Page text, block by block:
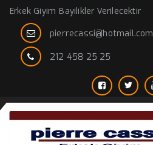
Erkek Giyim Bayilikler Verilecektir
pierrecassi@hotmail.com
212 458 25 25